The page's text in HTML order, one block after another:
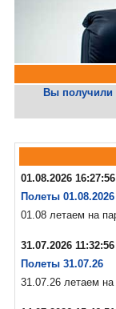
Вы получили
01.08.2026 16:27:56
Полеты 01.08.2026
01.08 летаем на
31.07.2026 11:32:56
Полеты 31.07.26
31.07.26 летаем